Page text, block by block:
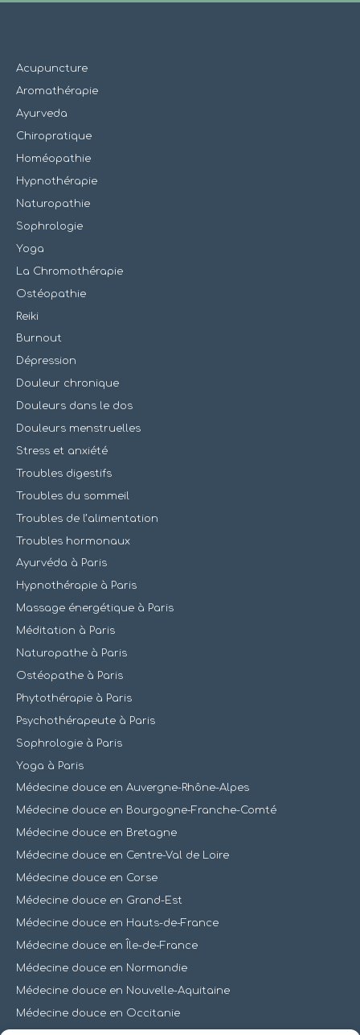
Acupuncture
Aromathérapie
Ayurveda
Chiropratique
Homéopathie
Hypnothérapie
Naturopathie
Sophrologie
Yoga
La Chromothérapie
Ostéopathie
Reiki
Burnout
Dépression
Douleur chronique
Douleurs dans le dos
Douleurs menstruelles
Stress et anxiété
Troubles digestifs
Troubles du sommeil
Troubles de l’alimentation
Troubles hormonaux
Ayurvéda à Paris
Hypnothérapie à Paris
Massage énergétique à Paris
Méditation à Paris
Naturopathe à Paris
Ostéopathe à Paris
Phytothérapie à Paris
Psychothérapeute à Paris
Sophrologie à Paris
Yoga à Paris
Médecine douce en Auvergne-Rhône-Alpes
Médecine douce en Bourgogne-Franche-Comté
Médecine douce en Bretagne
Médecine douce en Centre-Val de Loire
Médecine douce en Corse
Médecine douce en Grand-Est
Médecine douce en Hauts-de-France
Médecine douce en Île-de-France
Médecine douce en Normandie
Médecine douce en Nouvelle-Aquitaine
Médecine douce en Occitanie